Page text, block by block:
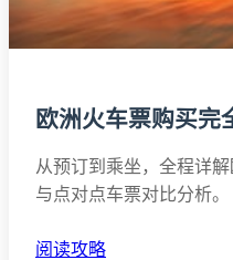
欧洲火车票购买完
从预订到乘坐，全程详
与点对点车票对比分析。
阅读攻略